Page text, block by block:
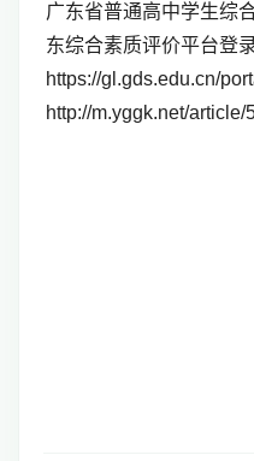
广东省普通高中学生综
东综合素质评价平台登
https://gl.gds.edu.cn/
http://m.yggk.net/article/